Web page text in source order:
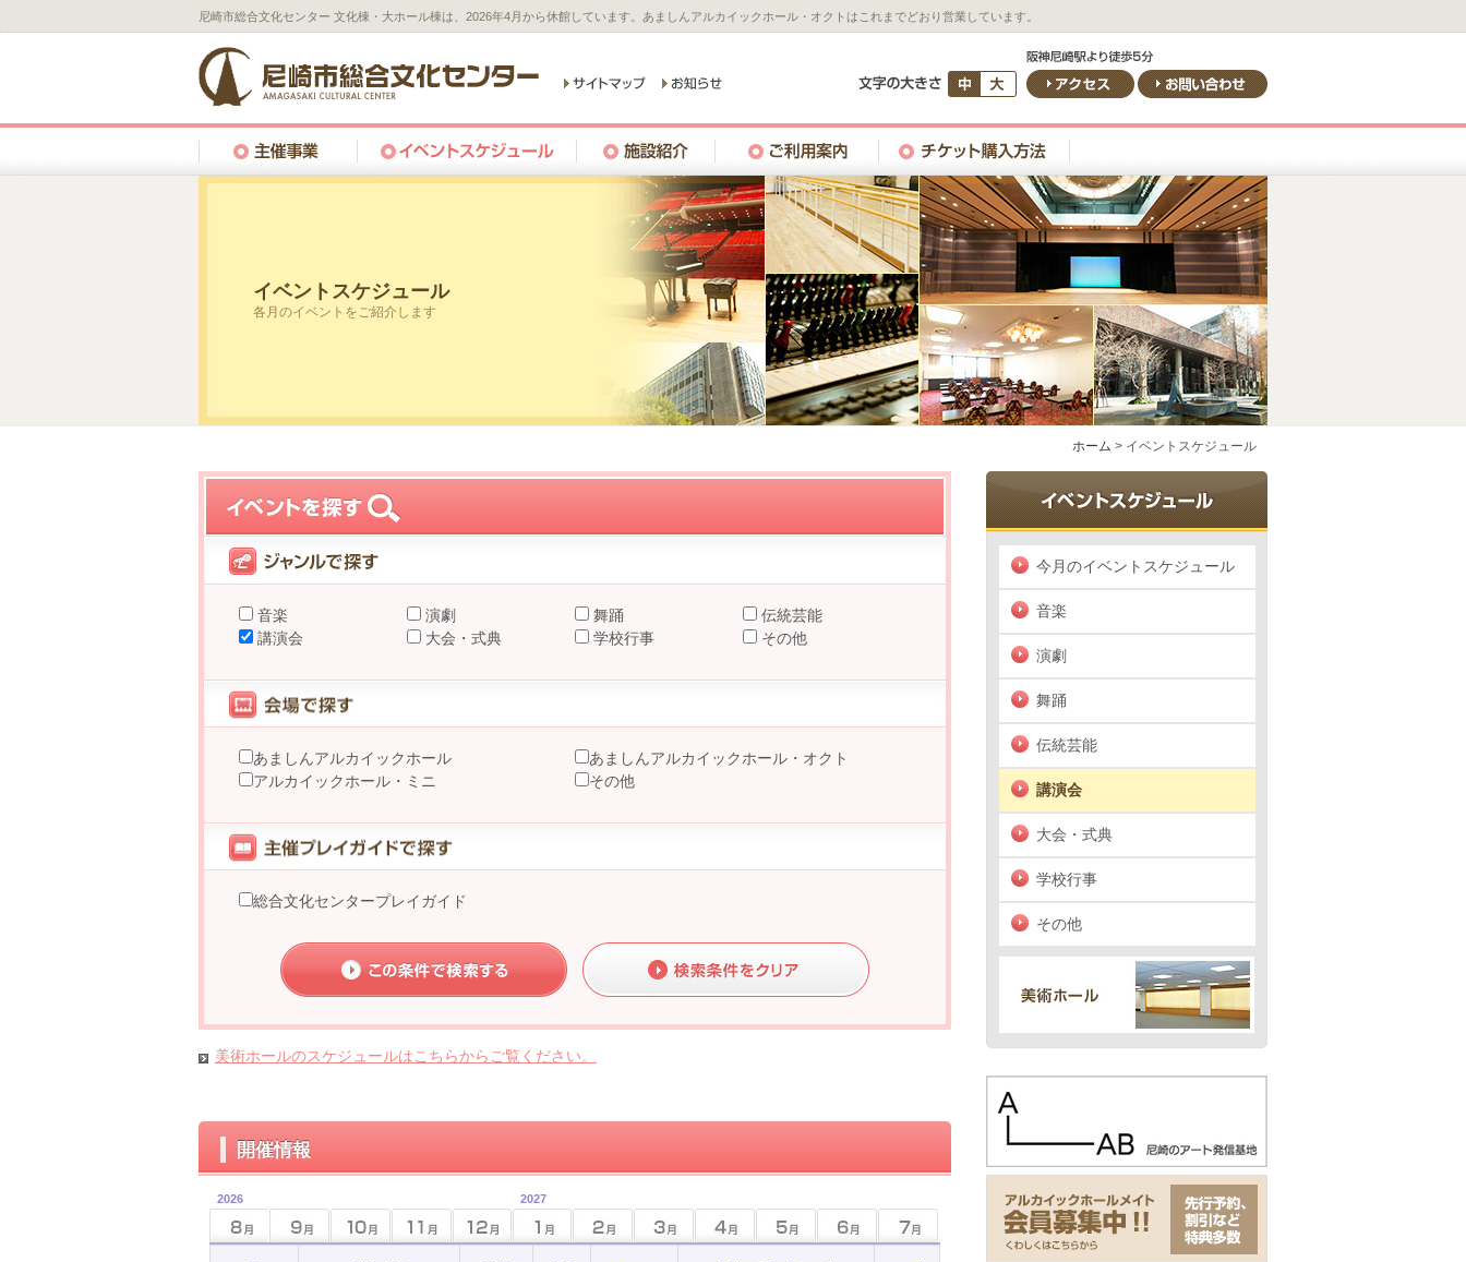
尼崎市総合文化センター 文化棟・大ホール棟は、2026年4月から休館しています。あましんアルカイックホール・オクトはこれまでどおり営業しています。
イベントスケジュール
各月のイベントをご紹介します
ホーム > イベントスケジュール
音楽 演劇 舞踊
伝統芸能
講演会
大会・式典 学校行事 その他
あましんアルカイックホール
あましんアルカイックホール・オクト
アルカイックホール・ミニ
その他
総合文化センタープレイガイド
美術ホールのスケジュールはこちらからご覧ください。
開催情報
2026 2027
今月のイベントスケジュール
音楽
演劇
舞踊
伝統芸能
講演会
大会・式典
学校行事
その他